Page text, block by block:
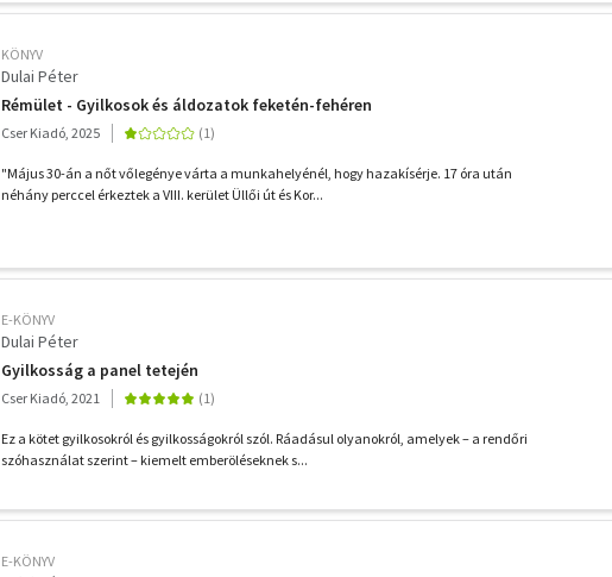
KÖNYV
Dulai Péter
Rémület - Gyilkosok és áldozatok feketén-fehéren
Cser Kiadó, 2025
"Május 30-án a nőt vőlegénye várta a munkahelyénél, hogy hazakísérje. 17 óra után
néhány perccel érkeztek a VIII. kerület Üllői út és Kor...
E-KÖNYV
Dulai Péter
Gyilkosság a panel tetején
Cser Kiadó, 2021
Ez a kötet gyilkosokról és gyilkosságokról szól. Ráadásul olyanokról, amelyek – a rendőri
szóhasználat szerint – kiemelt emberöléseknek s...
E-KÖNYV